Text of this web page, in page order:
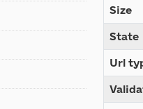
Size
State
Url